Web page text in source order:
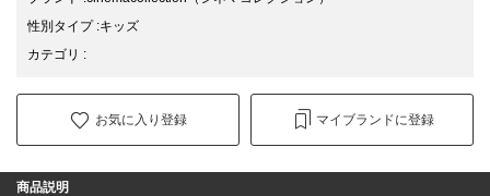
性別タイプ:キッズ
カテゴリ :
お気に入り登録 マイブランドに登録
商品説明